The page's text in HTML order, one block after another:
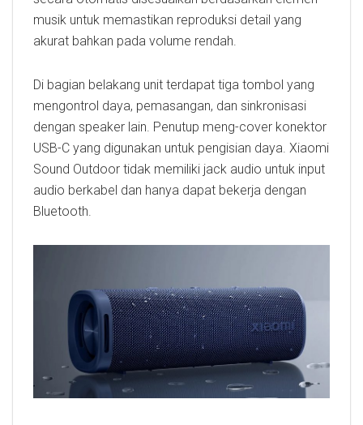
musik untuk memastikan reproduksi detail yang
akurat bahkan pada volume rendah.
Di bagian belakang unit terdapat tiga tombol yang
mengontrol daya, pemasangan, dan sinkronisasi
dengan speaker lain. Penutup meng-cover konektor
USB-C yang digunakan untuk pengisian daya. Xiaomi
Sound Outdoor tidak memiliki jack audio untuk input
audio berkabel dan hanya dapat bekerja dengan
Bluetooth.